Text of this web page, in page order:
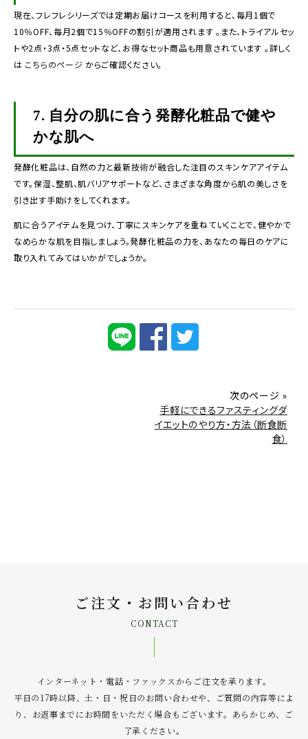
現在、フレフレシリーズでは定期お届けコースを利用すると、毎月1個で
10％OFF、毎月2個で15％OFFの割引が適用されます 。また、トライアルセッ
トや2点・3点・5点セットなど、お得なセット商品も用意されています 。詳しく
は こちらのページ からご確認ください。
7. 自分の肌に合う発酵化粧品で健や
かな肌へ
発酵化粧品は、自然の力と最新技術が融合した注目のスキンケアアイテム
です。保湿、整肌、肌バリアサポートなど、さまざまな角度から肌の美しさを
引き出す手助けをしてくれます。
肌に合うアイテムを見つけ、丁寧にスキンケアを重ねていくことで、健やかで
なめらかな肌を目指しましょう。発酵化粧品の力を、あなたの毎日のケアに
取り入れてみてはいかがでしょうか。
次のページ »
手軽にできるファスティングダ
イエットのやり方・方法（断食断
食）
ご注文・お問い合わせ
CONTACT
インターネット・電話・ファックスからご注文を承ります。
平日の17時以降、土・日・祝日のお問い合わせや、ご質問の内容等によ
り、お返事までにお時間をいただく場合もございます。あらかじめ、ご
了承ください。